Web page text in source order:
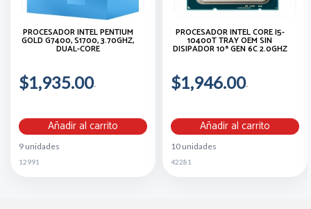
PROCESADOR INTEL PENTIUM
GOLD G7400, S1700, 3.70GHZ,
DUAL-CORE
$1,935.00
Añadir al carrito
9 unidades
12991
PROCESADOR INTEL CORE I5-
10400T TRAY OEM SIN
DISIPADOR 10ª GEN 6C 2.0GHZ
$1,946.00
Añadir al carrito
10 unidades
42281